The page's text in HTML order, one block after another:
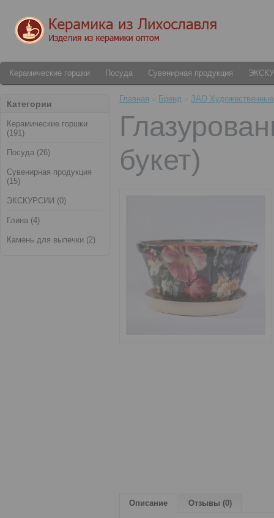
Керамические горшки Посуда Сувенирная продукция
Категории
Керамические горшки
(191)
Посуда (26)
Сувенирная продукция
(15)
ЭКСКУРСИИ (0)
Глина (4)
Камень для выпечки (2)
Главная Бренд ЗАО
букет)
Описание Отзывы (0)